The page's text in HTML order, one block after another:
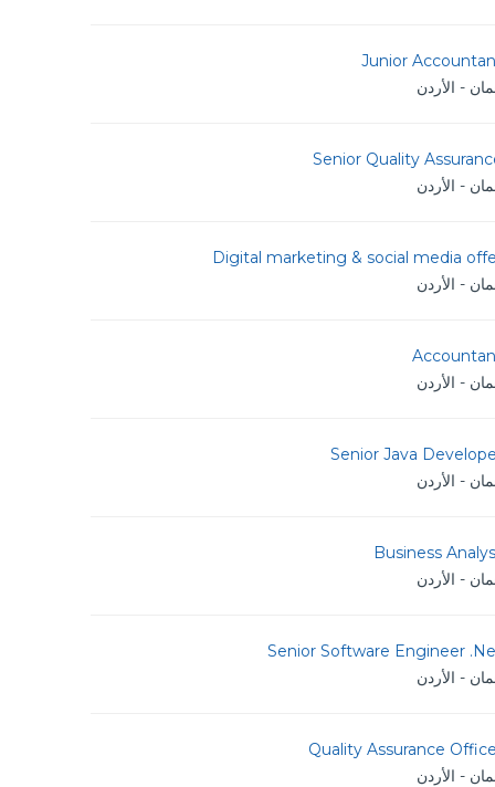
Junior
- الأردن
Senior Quality
- الأردن
Digital marketing & social media
- الأردن
- الأردن
Senior Java
- الأردن
Business
- الأردن
Senior Software Engineer
- الأردن
Quality Assurance
- الأردن